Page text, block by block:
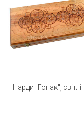
Нарди "Гопак", світлі